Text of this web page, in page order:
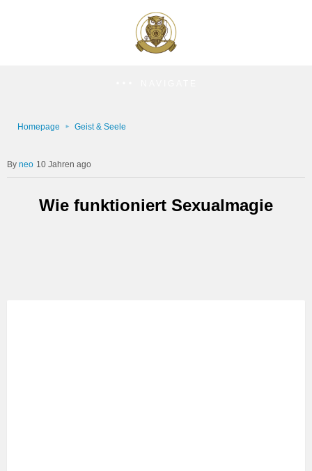
Homepage Geist & Seele
neo 10 Jahren ago
Wie funktioniert Sexualmagie